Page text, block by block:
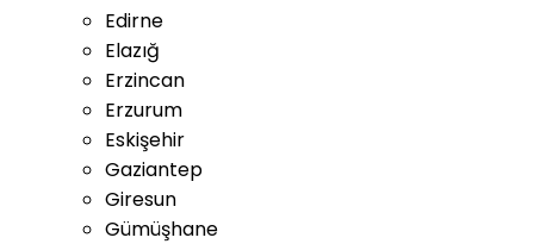
Edirne
Elazığ
Erzincan
Erzurum
Eskişehir
Gaziantep
Giresun
Gümüşhane